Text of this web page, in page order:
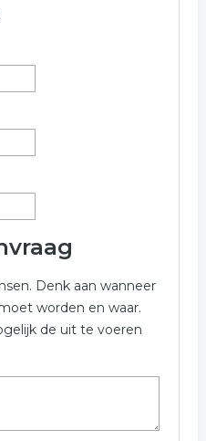
Denk aan wanneer
worden en waar.
de uit te voeren